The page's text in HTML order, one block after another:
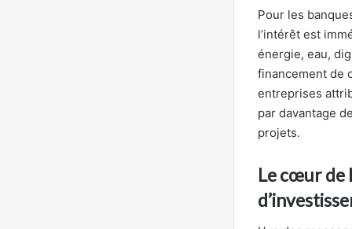
Pour les
l’intérêt est
énergie, eau,
financement de
entreprises
par davantage
projets.
Le cœur de